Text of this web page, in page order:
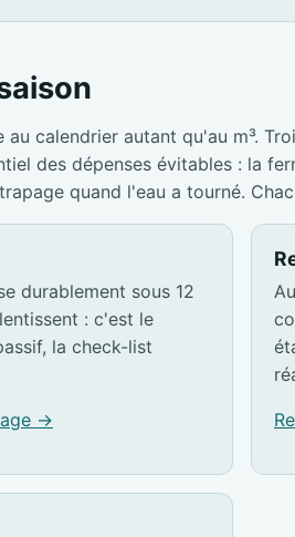
au calendrier autant qu'au m³.
des dépenses évitables : la
quand l'eau a tourné.
durablement sous 12
: c'est le
la check-list
→